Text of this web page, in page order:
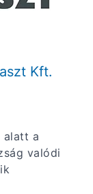
Kft.
alatt a
valódi